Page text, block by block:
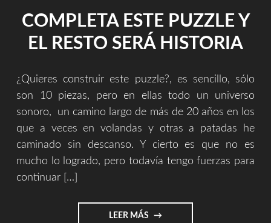
COMPLETA ESTE PUZZLE Y
EL RESTO SERÁ HISTORIA
¿Quieres construir este puzzle?, es sencillo, sólo
son 10 piezas, pero en ellas todo un universo
sonoro, un camino largo de más de 20 años en los
que a veces en volandas y otras a patadas he
caminado sin descanso. Y cierto es que no es
mucho lo logrado, pero todavía tengo fuerzas para
continuar […]
LEER MÁS "COMPLETA